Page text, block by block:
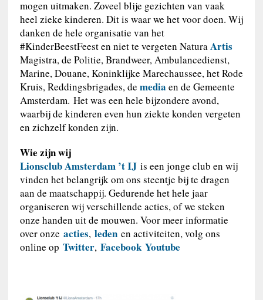
mogen uitmaken. Zoveel blije gezichten van vaak
heel zieke kinderen. Dit is waar we het voor doen. Wij
danken de hele organisatie van het
#KinderBeestFeest en niet te vergeten NaturaArtis
Magistra, de Politie, Brandweer, Ambulancedienst,
Marine, Douane, Koninklijke Marechaussee, het Rode
Kruis, Reddingsbrigades, de media en de Gemeente
Amsterdam. Het was een hele bijzondere avond,
waarbij de kinderen even hun ziekte konden vergeten
en zichzelf konden zijn.
Wie zijn wij
Lionsclub Amsterdam ’t IJis een jonge club en wij
vinden het belangrijk om ons steentje bij te dragen
aan de maatschappij. Gedurende het hele jaar
organiseren wij verschillende acties, of we steken
onze handen uit de mouwen. Voor meer informatie
over onze acties, ledenen activiteiten, volg ons
online op Twitter, Facebook Youtube